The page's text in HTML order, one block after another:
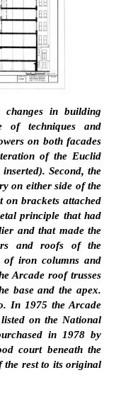
changes in building
of techniques and
on both facades
of the Euclid
Second, the
on either side of the
on brackets attached
principle that had
and that made the
and roofs of the
of iron columns and
Arcade roof trusses
base and the apex.
In 1975 the Arcade
on the National
in 1978 by
court beneath the
the rest to its original